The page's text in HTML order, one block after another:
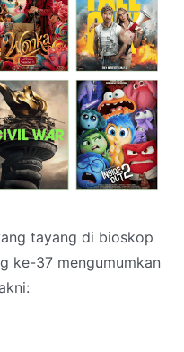
tayang di bioskop
ke-37 mengumumkan